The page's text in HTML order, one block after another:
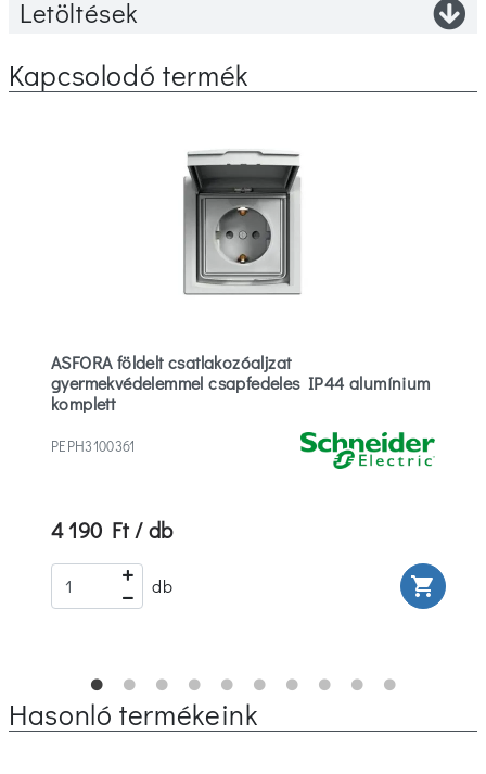
Letöltések
Kapcsolodó termék
ASFORA földelt csatlakozóaljzat
gyermekvédelemmel csapfedeles IP44 alumínium
komplett
PEPH3100361
4 190 Ft / db
db shopping_cart
Hasonló termékeink